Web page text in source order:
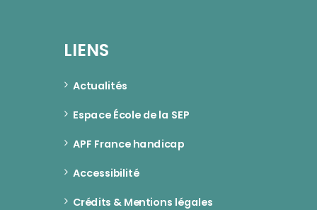
LIENS
Actualités
Espace École de la SEP
APF France handicap
Accessibilité
Crédits & Mentions légales